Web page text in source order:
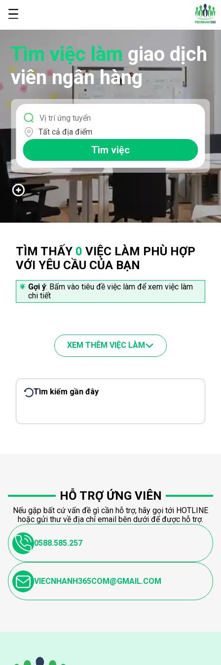
Tìm việc làm giao dịch
viên ngân hàng
Tất cả địa điểm
Tìm việc
TÌM THẤY 0 VIỆC LÀM PHÙ HỢP
VỚI YÊU CẦU CỦA BẠN
Gợi ý: Bấm vào tiêu đề việc làm để xem việc làm
chi tiết
XEM THÊM VIỆC LÀM
Tìm kiếm gần đây
HỖ TRỢ ỨNG VIÊN
Nếu gặp bất cứ vấn đề gì cần hỗ trợ, hãy gọi tới HOTLINE
hoặc gửi thư về địa chỉ email bên dưới để được hỗ trợ.
0588.585.257
VIECNHANH365COM@GMAIL.COM